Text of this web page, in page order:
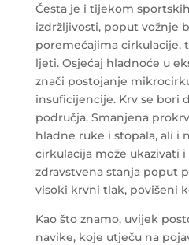
Česta je i tijekom
izdržljivosti, poput vožnje
poremećajima cirkulacije,
ljeti. Osjećaj hladnoće u
znači postojanje
insuficijencije. Krv se bori
područja. Smanjena
hladne ruke i stopala, ali i
cirkulacija može ukazivati
zdravstvena stanja poput
visoki krvni tlak, povišeni
Kao što znamo, uvijek
navike, koje utječu na